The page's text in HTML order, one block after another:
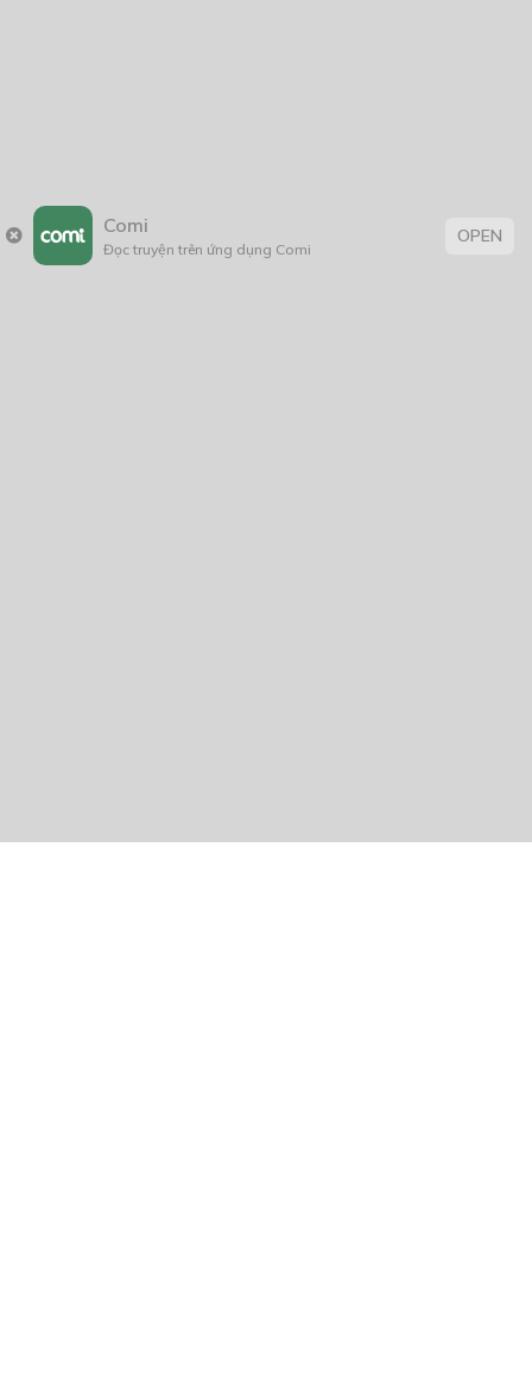
Comi
Đọc truyện trên ứng dụng Comi
OPEN